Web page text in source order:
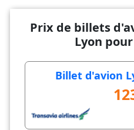
Prix de billets
Lyon
Billet d'avion